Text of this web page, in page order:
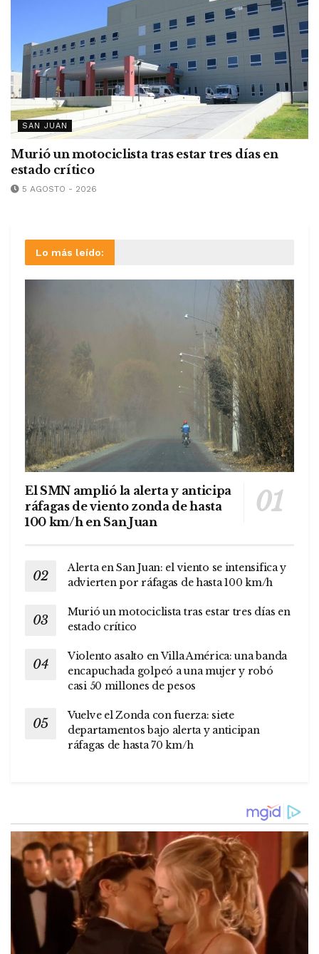
SAN JUAN
Murió un motociclista tras estar tres días en
estado crítico
5 AGOSTO - 2026
Lo más leído:
El SMN amplió la alerta y anticipa
ráfagas de viento zonda de hasta
100 km/h en San Juan
Alerta en San Juan: el viento se intensifica y
advierten por ráfagas de hasta 100 km/h
Murió un motociclista tras estar tres días en
estado crítico
Violento asalto en Villa América: una banda
encapuchada golpeó a una mujer y robó
casi 50 millones de pesos
Vuelve el Zonda con fuerza: siete
departamentos bajo alerta y anticipan
ráfagas de hasta 70 km/h